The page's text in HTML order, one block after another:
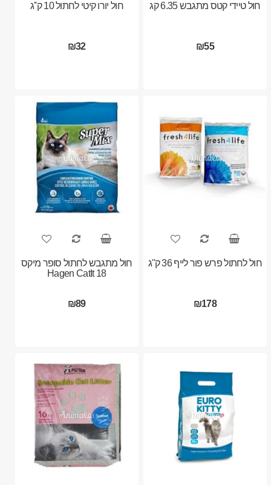
חול טיידי קטס מתגבש 6.35 קג
₪55
חול יורו קיטי לחתול 10 ק''ג
₪32
חול לחתול פרש פור לייף 36 ק''ג
₪178
חול מתגבש לחתול סופר מיקס
18 Hagen CatIt
₪89